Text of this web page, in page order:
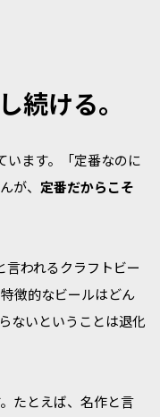
続ける。
います。「定番なのに
が、 定番だからこそ
言われるクラフトビー
徴的なビールはどん
ないということは退化
たとえば、名作と言